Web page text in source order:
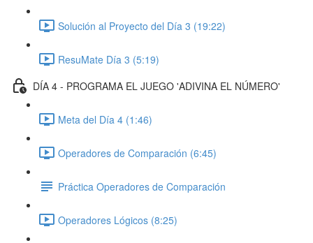
Solución al Proyecto del Día 3 (19:22)
ResuMate Día 3 (5:19)
DÍA 4 - PROGRAMA EL JUEGO 'ADIVINA EL NÚMERO'
Meta del Día 4 (1:46)
Operadores de Comparación (6:45)
Práctica Operadores de Comparación
Operadores Lógicos (8:25)